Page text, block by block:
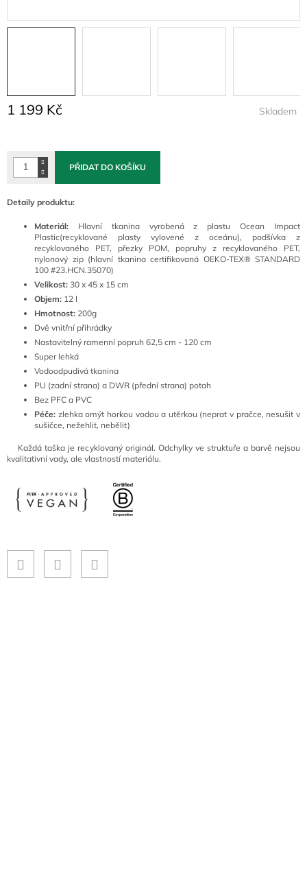
1 199 Kč Skladem
PŘIDAT DO KOŠÍKU
Detaily produktu:
Materiál: Hlavní tkanina vyrobená z plastu Ocean Impact
Plastic(recyklované plasty vylovené z oceánu), podšívka z
recyklovaného PET, přezky POM, popruhy z recyklovaného PET,
nylonový zip (hlavní tkanina certifikovaná OEKO-TEX® STANDARD
100 #23.HCN.35070)
Velikost: 30 x 45 x 15 cm
Objem: 12 l
Hmotnost: 200g
Dvě vnitřní přihrádky
Nastavitelný ramenní popruh 62,5 cm - 120 cm
Super lehká
Vodoodpudivá tkanina
PU (zadní strana) a DWR (přední strana) potah
Bez PFC a PVC
Péče: zlehka omýt horkou vodou a utěrkou (neprat v pračce, nesušit v
sušičce, nežehlit, nebělit)
Každá taška je recyklovaný originál. Odchylky ve struktuře a barvě nejsou
kvalitativní vady, ale vlastností materiálu.